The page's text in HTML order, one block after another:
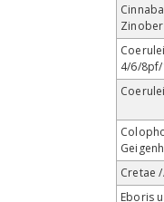
Zinober
4/6/
Cretae
Eboris